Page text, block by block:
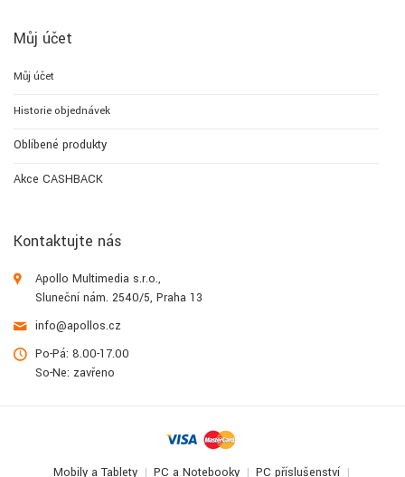
Můj účet
Můj účet
Historie objednávek
Oblíbené produkty
Akce CASHBACK
Kontaktujte nás
Apollo Multimedia s.r.o.,
Sluneční nám. 2540/5, Praha 13
info@apollos.cz
Po-Pá: 8.00-17.00
So-Ne: zavřeno
Mobily a Tablety PC a Notebooky PC příslušenství